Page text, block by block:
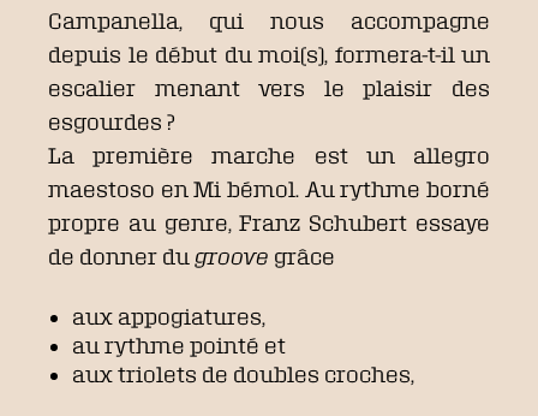
Campanella, qui nous accompagne
depuis le début du moi(s), formera-t-il un
escalier menant vers le plaisir des
esgourdes ?
La première marche est un allegro
maestoso en Mi bémol. Au rythme borné
propre au genre, Franz Schubert essaye
de donner du groove grâce
aux appogiatures,
au rythme pointé et
aux triolets de doubles croches,